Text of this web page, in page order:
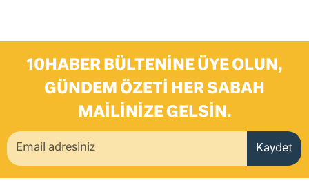
10HABER BÜLTENINE ÜYE OLUN,
GÜNDEM ÖZETI HER SABAH
MAILINIZE GELSIN.
Kaydet